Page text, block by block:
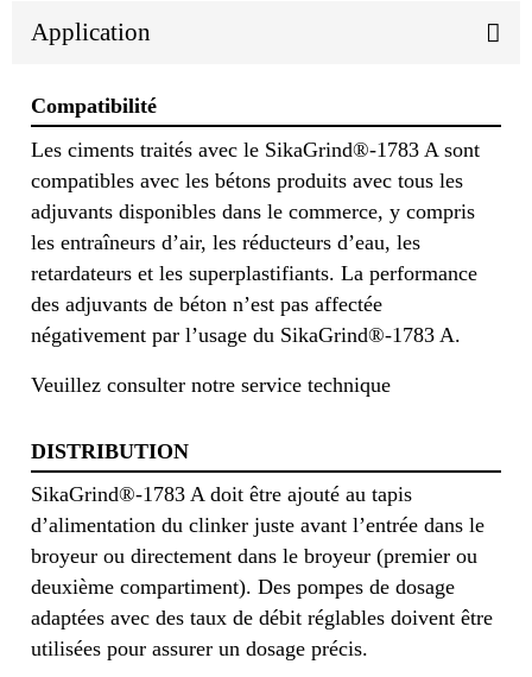
Application
Compatibilité
Les ciments traités avec le SikaGrind®-1783 A sont
compatibles avec les bétons produits avec tous les
adjuvants disponibles dans le commerce, y compris
les entraîneurs d’air, les réducteurs d’eau, les
retardateurs et les superplastifiants. La performance
des adjuvants de béton n’est pas affectée
négativement par l’usage du SikaGrind®-1783 A.
Veuillez consulter notre service technique
DISTRIBUTION
SikaGrind®-1783 A doit être ajouté au tapis
d’alimentation du clinker juste avant l’entrée dans le
broyeur ou directement dans le broyeur (premier ou
deuxième compartiment). Des pompes de dosage
adaptées avec des taux de débit réglables doivent être
utilisées pour assurer un dosage précis.